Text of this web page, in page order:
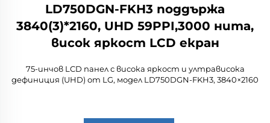
LD750DGN-FKH3 поддържа
3840(3)*2160, UHD 59PPI,3000 нита,
висок яркост LCD екран
75-инчов LCD панел с висока яркост и ултрависока
дефиниция (UHD) от LG, модел LD750DGN-FKH3, 3840×2160